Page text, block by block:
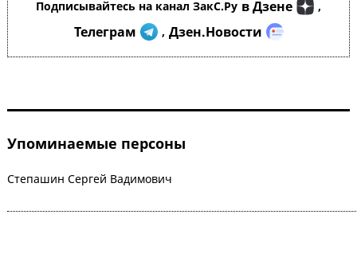
Подписывайтесь на канал ЗакС.Ру в Дзене ,
Телеграм , Дзен.Новости
Упоминаемые персоны
Степашин Сергей Вадимович